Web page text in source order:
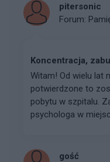
pitersonic
Forum:
Koncentracja,
Witam! Od wielu lat
potwierdzone to
pobytu w szpitalu.
psychologa w
gość